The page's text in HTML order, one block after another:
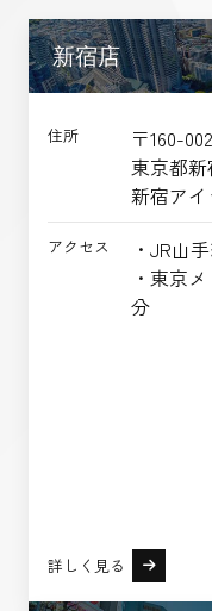
新宿店
住所
〒160-
東京都
新宿ア
アクセス
・JR山
・東京
分
詳しく見る